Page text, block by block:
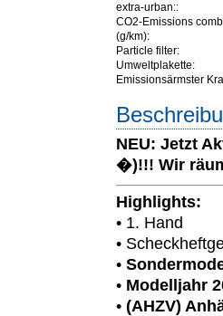
extra-urban::
CO2-Emissions
(g/km):
Particle filter:
Umweltplakette:
Emissionsärmster
NEU: Jetzt
�)!!! Wir
Highlights:
• 1. Hand
•
•
• Modelljahr
• (AHZV)